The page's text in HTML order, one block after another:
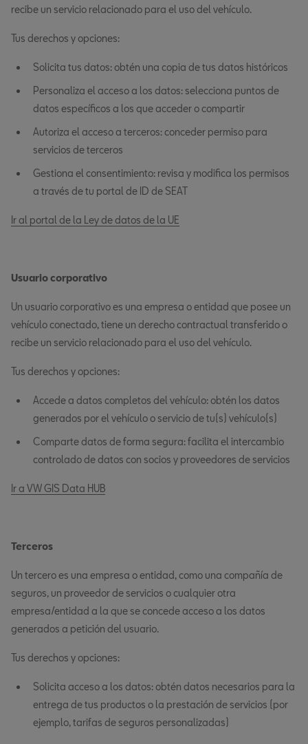
recibe un servicio relacionado para el uso del vehículo.
Tus derechos y opciones:
Solicita tus datos: obtén una copia de tus datos históricos
Personaliza el acceso a los datos: selecciona puntos de
datos específicos a los que acceder o compartir
Autoriza el acceso a terceros: conceder permiso para
servicios de terceros
Gestiona el consentimiento: revisa y modifica los permisos
a través de tu portal de ID de SEAT
Ir al portal de la Ley de datos de la UE
Usuario corporativo
Un usuario corporativo es una empresa o entidad que posee un
vehículo conectado, tiene un derecho contractual transferido o
recibe un servicio relacionado para el uso del vehículo.
Tus derechos y opciones:
Accede a datos completos del vehículo: obtén los datos
generados por el vehículo o servicio de tu(s) vehículo(s)
Comparte datos de forma segura: facilita el intercambio
controlado de datos con socios y proveedores de servicios
Ir a VW GIS Data HUB
Terceros
Un tercero es una empresa o entidad, como una compañía de
seguros, un proveedor de servicios o cualquier otra
empresa/entidad a la que se concede acceso a los datos
generados a petición del usuario.
Tus derechos y opciones:
Solicita acceso a los datos: obtén datos necesarios para la
entrega de tus productos o la prestación de servicios (por
ejemplo, tarifas de seguros personalizadas)